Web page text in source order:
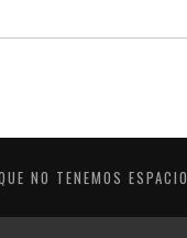
NO TENEMOS ESPACIO